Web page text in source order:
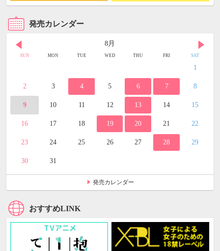
発売カレンダー
8月
SUN MON TUE WED THU FRI SAT
1
2 3 4 5 6 7 8
9 10 11 12 13 14 15
16 17 18 19 20 21 22
23 24 25 26 27 28 29
30 31
発売カレンダー
おすすめLINK